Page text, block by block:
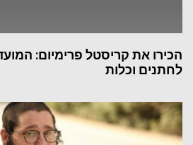
הכירו את קריסטל פרימיום:
לחתנים וכלות